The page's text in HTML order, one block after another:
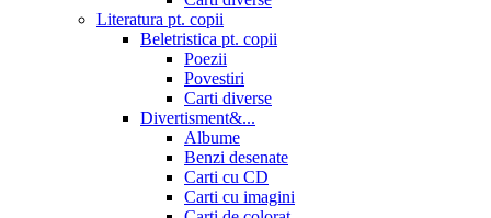
Literatura pt. copii
Beletristica pt. copii
Poezii
Povestiri
Carti diverse
Divertisment&...
Albume
Benzi desenate
Carti cu CD
Carti cu imagini